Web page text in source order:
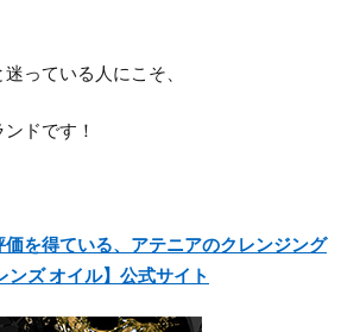
っている人にこそ、
ドです！
を得ている、アテニアのクレンジング
ンズ オイル】公式サイト